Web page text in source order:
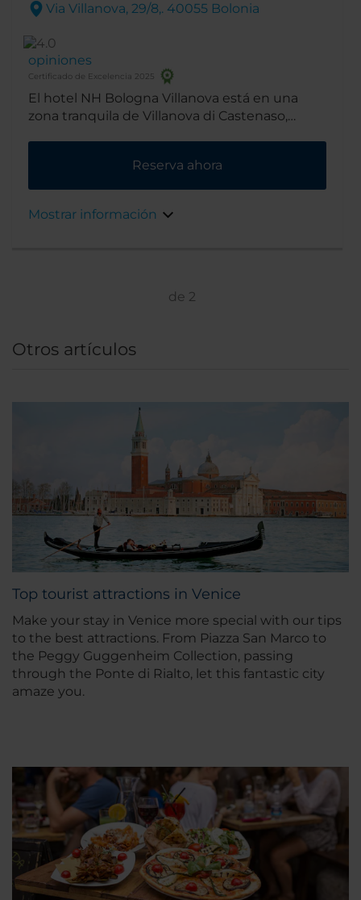
Via Villanova, 29/8,. 40055 Bolonia
opiniones
Certificado de Excelencia 2025
El hotel NH Bologna Villanova está en una
zona tranquila de Villanova di Castenaso,
negocios y está bien comunicado con el
aeropuerto y el centro de exposiciones. Si
llegarás en coche en cuestión de 10 minutos.
Reserva ahora
Mostrar información
de 2
Otros artículos
Top tourist attractions in Venice
Make your stay in Venice more special with our tips
to the best attractions. From Piazza San Marco to
the Peggy Guggenheim Collection, passing
through the Ponte di Rialto, let this fantastic city
amaze you.